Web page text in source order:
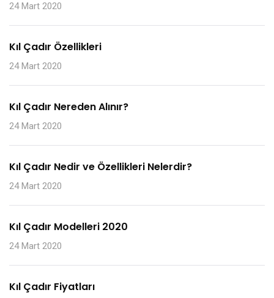
24 Mart 2020
Kıl Çadır Özellikleri
24 Mart 2020
Kıl Çadır Nereden Alınır?
24 Mart 2020
Kıl Çadır Nedir ve Özellikleri Nelerdir?
24 Mart 2020
Kıl Çadır Modelleri 2020
24 Mart 2020
Kıl Çadır Fiyatları